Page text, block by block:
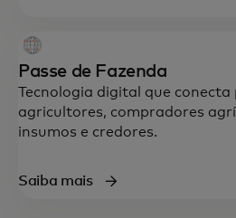
Passe de Fazenda
Tecnologia digital que conecta
agricultores, compradores
insumos e credores.
Saiba mais